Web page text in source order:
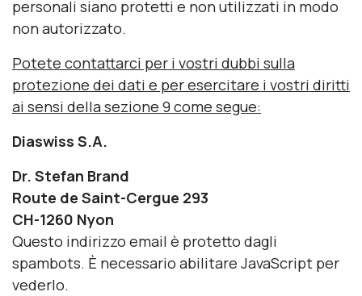
personali siano protetti e non utilizzati in modo
non autorizzato.
Potete contattarci per i vostri dubbi sulla
protezione dei dati e per esercitare i vostri diritti
ai sensi della sezione 9 come segue:
Diaswiss S.A.
Dr. Stefan Brand
Route de Saint-Cergue 293
CH-1260 Nyon
Questo indirizzo email è protetto dagli
spambots. È necessario abilitare JavaScript per
vederlo.